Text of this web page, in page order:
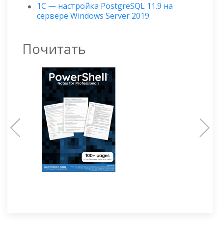
1С — настройка PostgreSQL 11.9 на
сервере Windows Server 2019
Почитать